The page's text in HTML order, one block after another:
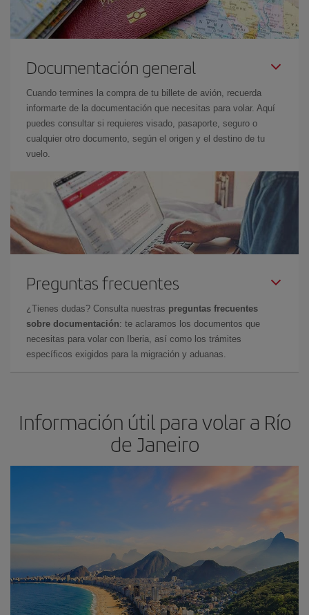
Documentación general
Cuando termines la compra de tu billete de avión, recuerda
informarte de la documentación que necesitas para volar. Aquí
puedes consultar si requieres visado, pasaporte, seguro o
cualquier otro documento, según el origen y el destino de tu
vuelo.
Preguntas frecuentes
¿Tienes dudas? Consulta nuestras preguntas frecuentes
sobre documentación: te aclaramos los documentos que
necesitas para volar con Iberia, así como los trámites
específicos exigidos para la migración y aduanas.
Información útil para volar a Río
de Janeiro